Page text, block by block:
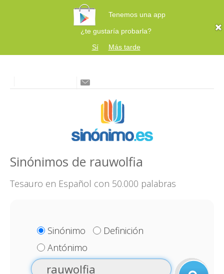
Tenemos una app
¿te gustaría probarla?
Sí
Más tarde
Sinónimos de rauwolfia
Tesauro en Español con 50.000 palabras
Sinónimo
Definición
Antónimo